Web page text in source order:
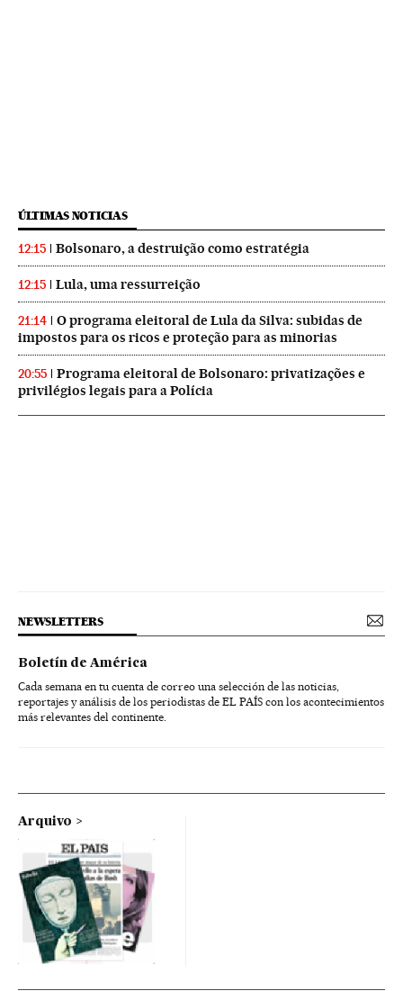
ÚLTIMAS NOTICIAS
12:15 Bolsonaro, a destruição como estratégia
12:15 Lula, uma ressurreição
21:14
O programa eleitoral de Lula da Silva: subidas de
impostos para os ricos e proteção para as minorias
20:55
Programa eleitoral de Bolsonaro: privatizações e
privilégios legais para a Polícia
NEWSLETTERS
Boletín de América
Cada semana en tu cuenta de correo una selección de las noticias,
reportajes y análisis de los periodistas de EL PAÍS con los acontecimientos
más relevantes del continente.
Arquivo